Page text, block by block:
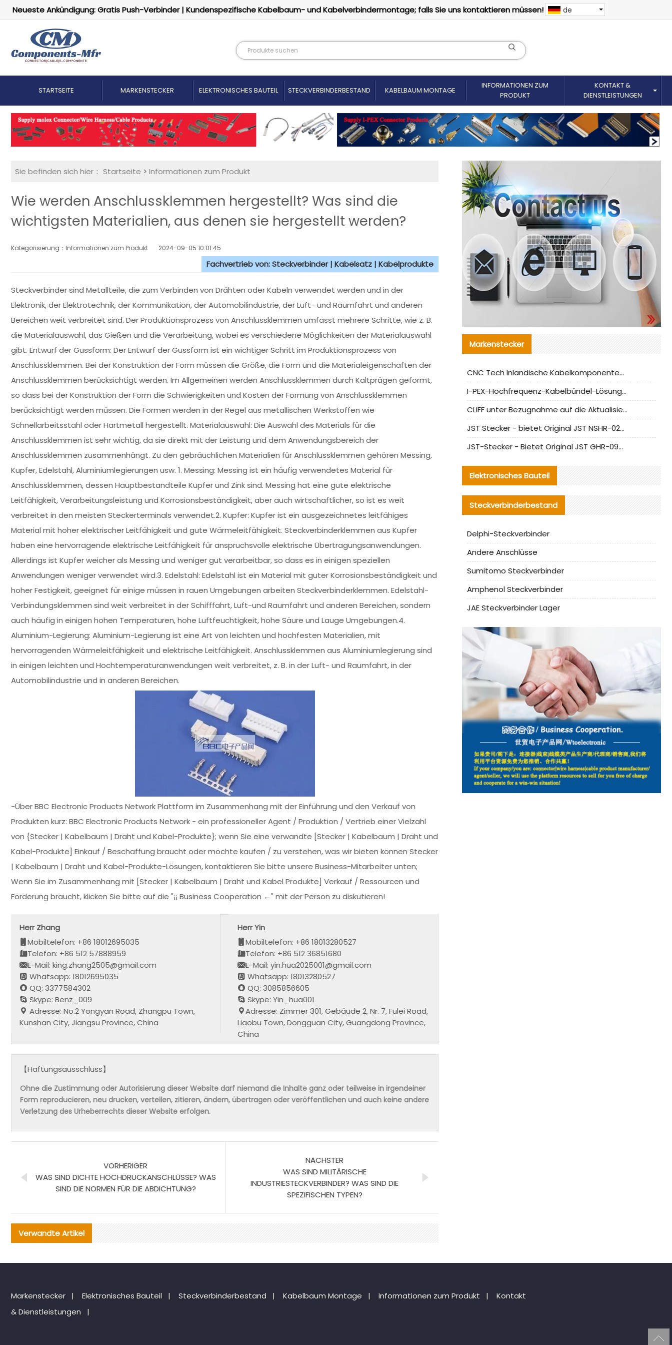
Neueste Ankündigung: Gratis Push-Verbinder | Kundenspezifische Kabelbaum- und Kabelverbindermontage; falls Sie uns kontaktieren müssen! de
STARTSEITE MARKENSTECKER ELEKTRONISCHES BAUTEIL STECKVERBINDERBESTAND KABELBAUM MONTAGE
INFORMATIONEN ZUM
PRODUKT
KONTAKT &
DIENSTLEISTUNGEN
Sie befinden sich hier： Startseite > Informationen zum Produkt
Wie werden Anschlussklemmen hergestellt? Was sind die
wichtigsten Materialien, aus denen sie hergestellt werden?
Kategorisierung：Informationen zum Produkt 2024-09-05 10:01:45
Fachvertrieb von: Steckverbinder | Kabelsatz | Kabelprodukte
Steckverbinder sind Metallteile, die zum Verbinden von Drähten oder Kabeln verwendet werden und in der
Elektronik, der Elektrotechnik, der Kommunikation, der Automobilindustrie, der Luft- und Raumfahrt und anderen
Bereichen weit verbreitet sind. Der Produktionsprozess von Anschlussklemmen umfasst mehrere Schritte, wie z. B.
die Materialauswahl, das Gießen und die Verarbeitung, wobei es verschiedene Möglichkeiten der Materialauswahl
gibt. Entwurf der Gussform: Der Entwurf der Gussform ist ein wichtiger Schritt im Produktionsprozess von
Anschlussklemmen. Bei der Konstruktion der Form müssen die Größe, die Form und die Materialeigenschaften der
Anschlussklemmen berücksichtigt werden. Im Allgemeinen werden Anschlussklemmen durch Kaltprägen geformt,
so dass bei der Konstruktion der Form die Schwierigkeiten und Kosten der Formung von Anschlussklemmen
berücksichtigt werden müssen. Die Formen werden in der Regel aus metallischen Werkstoffen wie
Schnellarbeitsstahl oder Hartmetall hergestellt. Materialauswahl: Die Auswahl des Materials für die
Anschlussklemmen ist sehr wichtig, da sie direkt mit der Leistung und dem Anwendungsbereich der
Anschlussklemmen zusammenhängt. Zu den gebräuchlichen Materialien für Anschlussklemmen gehören Messing,
Kupfer, Edelstahl, Aluminiumlegierungen usw. 1. Messing: Messing ist ein häufig verwendetes Material für
Anschlussklemmen, dessen Hauptbestandteile Kupfer und Zink sind. Messing hat eine gute elektrische
Leitfähigkeit, Verarbeitungsleistung und Korrosionsbeständigkeit, aber auch wirtschaftlicher, so ist es weit
verbreitet in den meisten Steckerterminals verwendet.2. Kupfer: Kupfer ist ein ausgezeichnetes leitfähiges
Material mit hoher elektrischer Leitfähigkeit und gute Wärmeleitfähigkeit. Steckverbinderklemmen aus Kupfer
haben eine hervorragende elektrische Leitfähigkeit für anspruchsvolle elektrische Übertragungsanwendungen.
Allerdings ist Kupfer weicher als Messing und weniger gut verarbeitbar, so dass es in einigen speziellen
Anwendungen weniger verwendet wird.3. Edelstahl: Edelstahl ist ein Material mit guter Korrosionsbeständigkeit und
hoher Festigkeit, geeignet für einige müssen in rauen Umgebungen arbeiten Steckverbinderklemmen. Edelstahl-
Verbindungsklemmen sind weit verbreitet in der Schifffahrt, Luft-und Raumfahrt und anderen Bereichen, sondern
auch häufig in einigen hohen Temperaturen, hohe Luftfeuchtigkeit, hohe Säure und Lauge Umgebungen.4.
Aluminium-Legierung: Aluminium-Legierung ist eine Art von leichten und hochfesten Materialien, mit
hervorragenden Wärmeleitfähigkeit und elektrische Leitfähigkeit. Anschlussklemmen aus Aluminiumlegierung sind
in einigen leichten und Hochtemperaturanwendungen weit verbreitet, z. B. in der Luft- und Raumfahrt, in der
Automobilindustrie und in anderen Bereichen.
-Über BBC Electronic Products Network Plattform im Zusammenhang mit der Einführung und den Verkauf von
Produkten kurz: BBC Electronic Products Network - ein professioneller Agent / Produktion / Vertrieb einer Vielzahl
von {Stecker | Kabelbaum | Draht und Kabel-Produkte}; wenn Sie eine verwandte [Stecker | Kabelbaum | Draht und
Kabel-Produkte] Einkauf / Beschaffung braucht oder möchte kaufen / zu verstehen, was wir bieten können Stecker
| Kabelbaum | Draht und Kabel-Produkte-Lösungen, kontaktieren Sie bitte unsere Business-Mitarbeiter unten;
Wenn Sie im Zusammenhang mit [Stecker | Kabelbaum | Draht und Kabel Produkte] Verkauf / Ressourcen und
Förderung braucht, klicken Sie bitte auf die "¡¡ Business Cooperation ←" mit der Person zu diskutieren!
Herr Zhang
Mobiltelefon: +86 18012695035
Telefon: +86 512 57888959
E-Mail: king.zhang2505@gmail.com
Whatsapp: 18012695035
QQ: 3377584302
Skype: Benz_009
Adresse: No.2 Yongyan Road, Zhangpu Town,
Kunshan City, Jiangsu Province, China
Herr Yin
Mobiltelefon: +86 18013280527
Telefon: +86 512 36851680
E-Mail: yin.hua2025001@gmail.com
Whatsapp: 18013280527
QQ: 3085856605
Skype: Yin_hua001
Adresse: Zimmer 301, Gebäude 2, Nr. 7, Fulei Road,
Liaobu Town, Dongguan City, Guangdong Province,
China
【Haftungsausschluss】
Ohne die Zustimmung oder Autorisierung dieser Website darf niemand die Inhalte ganz oder teilweise in irgendeiner
Form reproducieren, neu drucken, verteilen, zitieren, ändern, übertragen oder veröffentlichen und auch keine andere
Verletzung des Urheberrechts dieser Website erfolgen.
VORHERIGER
WAS SIND DICHTE HOCHDRUCKANSCHLÜSSE? WAS
SIND DIE NORMEN FÜR DIE ABDICHTUNG?
NÄCHSTER
WAS SIND MILITÄRISCHE
INDUSTRIESTECKVERBINDER? WAS SIND DIE
SPEZIFISCHEN TYPEN?
Verwandte Artikel
Markenstecker
CNC Tech Inländische Kabelkomponentenbewertung und Massenproduktionsanpassungsanleitung
I-PEX-Hochfrequenz-Kabelbündel-Lösung für die heimische Produktion analysiert
CLIFF unter Bezugnahme auf die Aktualisierung der chinesischen Stecker-Testnormen
JST Stecker - bietet Original JST NSHR-02V-S Stecker und Ersatzteile an
JST-Stecker - Bietet Original JST GHR-09V-S Stecker und Ersatzteile an
Elektronisches Bauteil
Steckverbinderbestand
Delphi-Steckverbinder
Andere Anschlüsse
Sumitomo Steckverbinder
Amphenol Steckverbinder
JAE Steckverbinder Lager
Markenstecker | Elektronisches Bauteil | Steckverbinderbestand | Kabelbaum Montage | Informationen zum Produkt |
Kontakt
& Dienstleistungen
|